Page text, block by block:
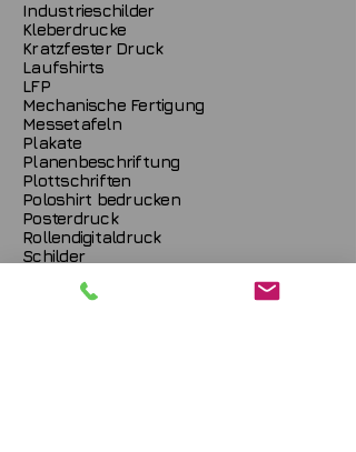
Industrieschilder
Kleberdrucke
Kratzfester Druck
Laufshirts
LFP
Mechanische Fertigung
Messetafeln
Plakate
Planenbeschriftung
Plottschriften
Poloshirt bedrucken
Posterdruck
Rollendigitaldruck
Schilder
Schutzlackierung